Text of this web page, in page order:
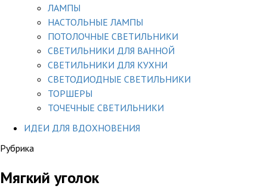
ЛАМПЫ
НАСТОЛЬНЫЕ ЛАМПЫ
ПОТОЛОЧНЫЕ СВЕТИЛЬНИКИ
СВЕТИЛЬНИКИ ДЛЯ ВАННОЙ
СВЕТИЛЬНИКИ ДЛЯ КУХНИ
СВЕТОДИОДНЫЕ СВЕТИЛЬНИКИ
ТОРШЕРЫ
ТОЧЕЧНЫЕ СВЕТИЛЬНИКИ
ИДЕИ ДЛЯ ВДОХНОВЕНИЯ
Рубрика
Мягкий уголок